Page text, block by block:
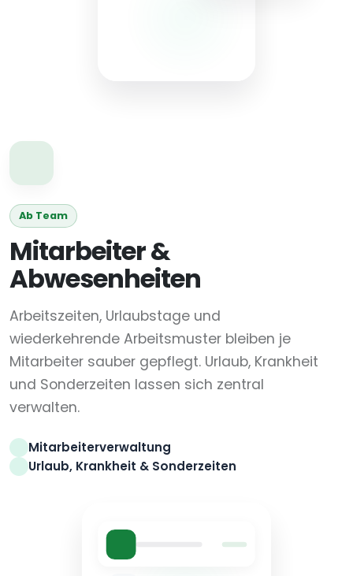
Ab Team
Mitarbeiter &
Abwesenheiten
Arbeitszeiten, Urlaubstage und
wiederkehrende Arbeitsmuster bleiben je
Mitarbeiter sauber gepflegt. Urlaub, Krankheit
und Sonderzeiten lassen sich zentral
verwalten.
Mitarbeiterverwaltung
Urlaub, Krankheit & Sonderzeiten